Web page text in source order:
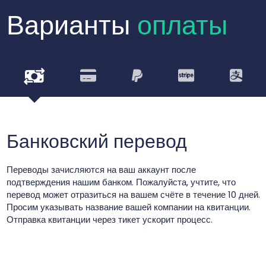
Варианты оплаты
Банковский перевод
Переводы зачисляются на ваш аккаунт после
подтверждения нашим банком. Пожалуйста, учтите, что
перевод может отразиться на вашем счёте в течение 10 дней.
Просим указывать название вашей компании на квитанции.
Отправка квитанции через тикет ускорит процесс.